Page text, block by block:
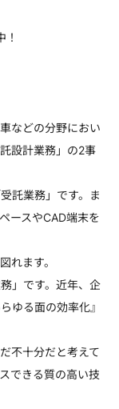
などの分野におい
設計業務」の2事
託業務」です。ま
ースやCAD端末を
れます。
」です。近年、企
ゆる面の効率化』
不十分だと考えて
できる質の高い技